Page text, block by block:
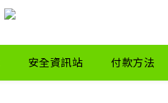
安全資訊站 付款方法